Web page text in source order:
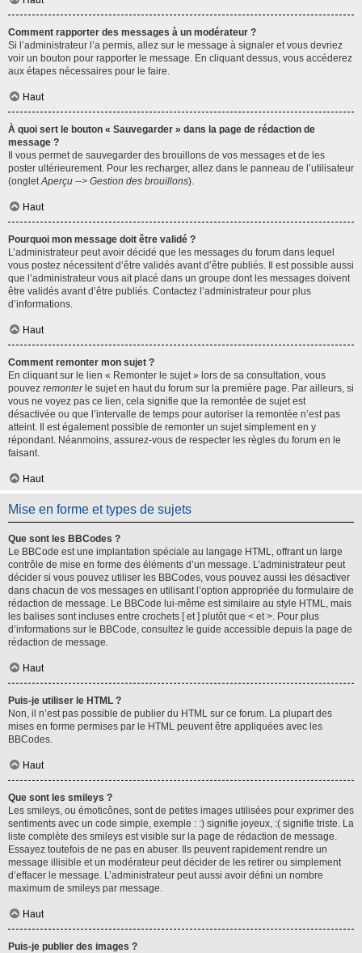
Comment rapporter des messages à un modérateur ?
Si l’administrateur l’a permis, allez sur le message à signaler et vous devriez
voir un bouton pour rapporter le message. En cliquant dessus, vous accéderez
aux étapes nécessaires pour le faire.
Haut
À quoi sert le bouton « Sauvegarder » dans la page de rédaction de
message ?
Il vous permet de sauvegarder des brouillons de vos messages et de les
poster ultérieurement. Pour les recharger, allez dans le panneau de l’utilisateur
(ongletAperçu --> Gestion des brouillons).
Haut
Pourquoi mon message doit être validé ?
L’administrateur peut avoir décidé que les messages du forum dans lequel
vous postez nécessitent d’être validés avant d’être publiés. Il est possible aussi
que l’administrateur vous ait placé dans un groupe dont les messages doivent
être validés avant d’être publiés. Contactez l’administrateur pour plus
d’informations.
Haut
Comment remonter mon sujet ?
En cliquant sur le lien « Remonter le sujet » lors de sa consultation, vous
pouvez remonterle sujet en haut du forum sur la première page. Par ailleurs, si
vous ne voyez pas ce lien, cela signifie que la remontée de sujet est
désactivée ou que l’intervalle de temps pour autoriser la remontée n’est pas
atteint. Il est également possible de remonter un sujet simplement en y
répondant. Néanmoins, assurez-vous de respecter les règles du forum en le
faisant.
Haut
Mise en forme et types de sujets
Que sont les BBCodes ?
Le BBCode est une implantation spéciale au langage HTML, offrant un large
contrôle de mise en forme des éléments d’un message. L’administrateur peut
décider si vous pouvez utiliser les BBCodes, vous pouvez aussi les désactiver
dans chacun de vos messages en utilisant l’option appropriée du formulaire de
rédaction de message. Le BBCode lui-même est similaire au style HTML, mais
les balises sont incluses entre crochets [ et ] plutôt que < et >. Pour plus
d’informations sur le BBCode, consultez le guide accessible depuis la page de
rédaction de message.
Haut
Puis-je utiliser le HTML ?
Non, il n’est pas possible de publier du HTML sur ce forum. La plupart des
mises en forme permises par le HTML peuvent être appliquées avec les
BBCodes.
Haut
Que sont les smileys ?
Les smileys, ou émoticônes, sont de petites images utilisées pour exprimer des
sentiments avec un code simple, exemple : :) signifie joyeux, :( signifie triste. La
liste complète des smileys est visible sur la page de rédaction de message.
Essayez toutefois de ne pas en abuser. Ils peuvent rapidement rendre un
message illisible et un modérateur peut décider de les retirer ou simplement
d’effacer le message. L’administrateur peut aussi avoir défini un nombre
maximum de smileys par message.
Haut
Puis-je publier des images ?